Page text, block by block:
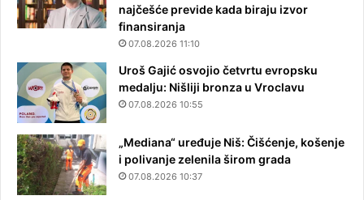
najčešće previde kada biraju izvor
finansiranja
07.08.2026 11:10
Uroš Gajić osvojio četvrtu evropsku
medalju: Nišliji bronza u Vroclavu
07.08.2026 10:55
„Mediana“ uređuje Niš: Čišćenje, košenje
i polivanje zelenila širom grada
07.08.2026 10:37